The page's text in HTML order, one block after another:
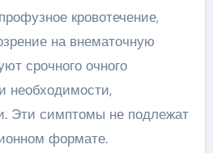
кровотечение,
на внематочную
срочного очного
необходимости,
Эти симптомы не подлежат
формате.